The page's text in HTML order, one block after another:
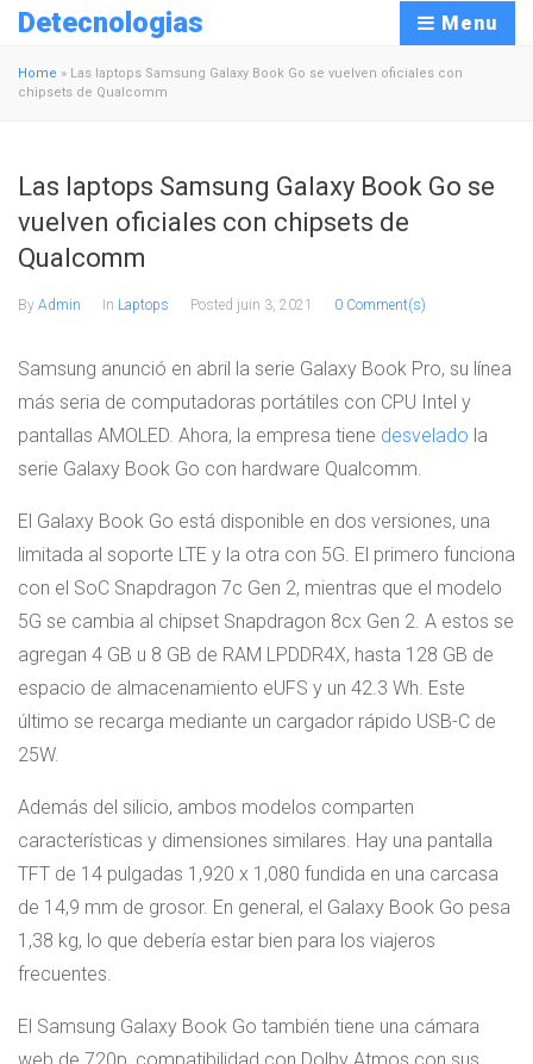
Detecnologias Menu
Home » Las laptops Samsung Galaxy Book Go se vuelven oficiales con
chipsets de Qualcomm
Las laptops Samsung Galaxy Book Go se
vuelven oficiales con chipsets de
Qualcomm
By Admin In Laptops Posted juin 3, 2021 0 Comment(s)
Samsung anunció en abril la serie Galaxy Book Pro, su línea
más seria de computadoras portátiles con CPU Intel y
pantallas AMOLED. Ahora, la empresa tiene desvelado la
serie Galaxy Book Go con hardware Qualcomm.
El Galaxy Book Go está disponible en dos versiones, una
limitada al soporte LTE y la otra con 5G. El primero funciona
con el SoC Snapdragon 7c Gen 2, mientras que el modelo
5G se cambia al chipset Snapdragon 8cx Gen 2. A estos se
agregan 4 GB u 8 GB de RAM LPDDR4X, hasta 128 GB de
espacio de almacenamiento eUFS y un 42.3 Wh. Este
último se recarga mediante un cargador rápido USB-C de
25W.
Además del silicio, ambos modelos comparten
características y dimensiones similares. Hay una pantalla
TFT de 14 pulgadas 1,920 x 1,080 fundida en una carcasa
de 14,9 mm de grosor. En general, el Galaxy Book Go pesa
1,38 kg, lo que debería estar bien para los viajeros
frecuentes.
El Samsung Galaxy Book Go también tiene una cámara